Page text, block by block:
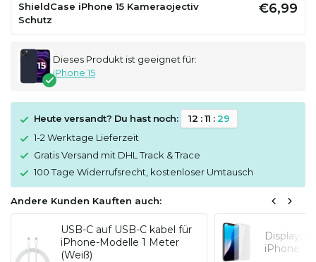
ShieldCase iPhone 15 Kameraojectiv
Schutz
€6,99
Dieses Produkt ist geeignet für:
iPhone 15
Heute versandt? Du hast noch: 12 :11 : 29
1-2 Werktage Lieferzeit
Gratis Versand mit DHL Track & Trace
100 Tage Widerrufsrecht, kostenloser Umtausch
Andere Kunden Kauften auch:
USB-C auf USB-C kabel für
iPhone-Modelle 1 Meter
(Weiß)
iPhone 15